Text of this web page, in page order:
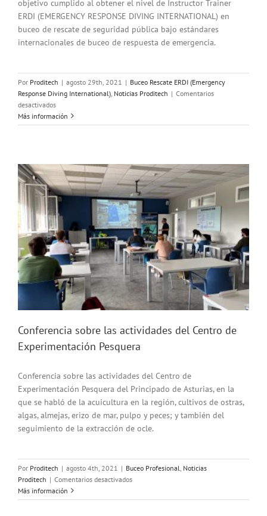
objetivo cumplido al obtener el nivel de Instructor Trainer
ERDI (EMERGENCY RESPONSE DIVING INTERNATIONAL) en
buceo de rescate de seguridad pública bajo estándares
internacionales de buceo de respuesta de emergencia.
Por Proditech | agosto 29th, 2021 | Buceo Rescate ERDI (Emergency
Response Diving International) Noticias Proditech | Comentarios
desactivadosen
Instructor
Trainer
Más información
Conferencia sobre las actividades del Centro de
Experimentación Pesquera
Conferencia sobre las actividades del Centro de
Experimentación Pesquera del Principado de Asturias, en la
que se habló de la acuicultura en la región, cultivos de ostras,
algas, almejas, erizo de mar, pulpo y peces; y también del
seguimiento de la extracción de ocle.
Por Proditech | agosto 4th, 2021 | Buceo Profesional Noticias
Proditech | Comentarios desactivadosen
sobre
Más información